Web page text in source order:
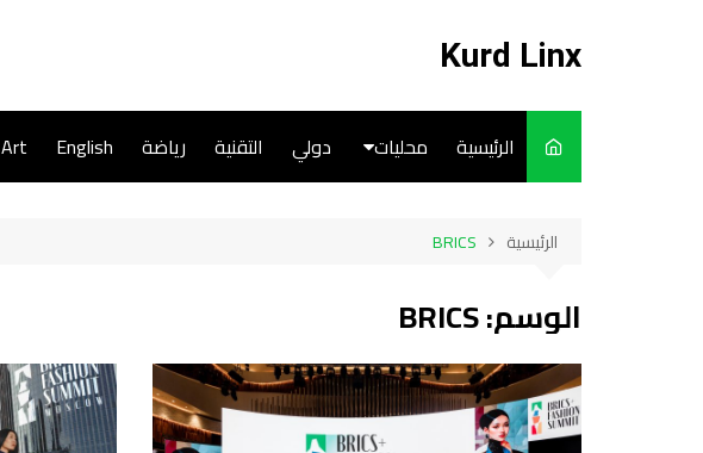
Kurd Linx
الرئيسية محليات
Cooks
دولي التقنية رياضة English
Art
الرئيسية BRICS
الوسم:BRICS